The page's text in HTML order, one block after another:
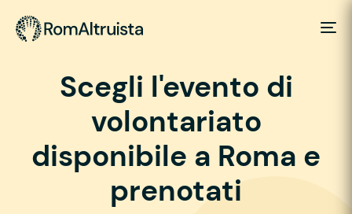
Scegli l'evento di
volontariato
disponibile a Roma e
prenotati